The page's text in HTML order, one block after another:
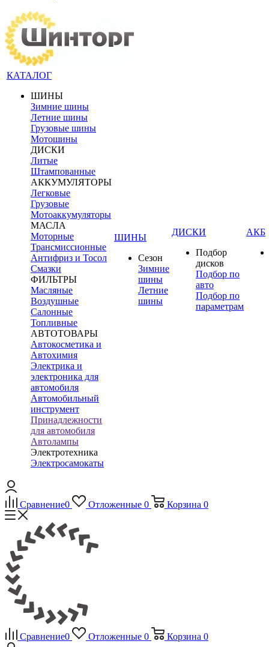
КАТАЛОГ
ШИНЫ
Зимние шины
Летние шины
Грузовые шины
Мотошины
ДИСКИ
Литые
Штампованные
АККУМУЛЯТОРЫ
Легковые
Грузовые
Мотоаккумуляторы
МАСЛА
Моторные
Трансмиссионные
Антифриз и Тосол
Смазки
ФИЛЬТРЫ
Масляные
Воздушные
Салонные
Топливные
АВТОТОВАРЫ
Автокосметика и
Автохимия
Электрика и
электроника для
автомобиля
Автомобильный
инструмент
Принадлежности
для автомобиля
Автолампы
Электротехника
Электросамокаты
ШИНЫ
Сезон
Зимние
шины
Летние
шины
ДИСКИ
Подбор
дисков
Подбор по
авто
Подбор по
параметрам
АКБ
Сравнение0 Отложенные 0 Корзина 0
Сравнение0 Отложенные 0 Корзина 0